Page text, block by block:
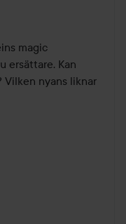
magic
ersättare. Kan
Vilken nyans liknar